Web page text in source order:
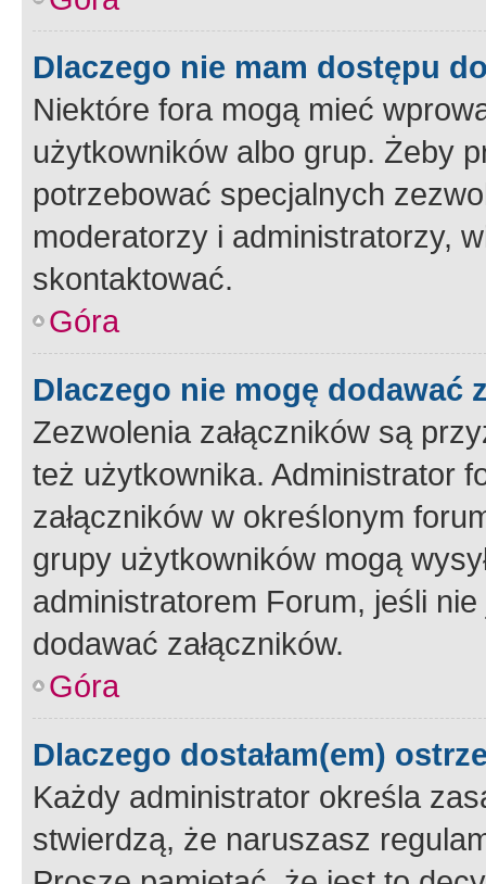
Dlaczego nie mam dostępu
Niektóre fora mogą mieć
użytkowników albo grup. Żeby
potrzebować specjalnych
moderatorzy i administratorzy,
skontaktować.
Góra
Dlaczego nie mogę dodawać
Zezwolenia załączników są
też użytkownika. Administrator
załączników w określonym
grupy użytkowników mogą
administratorem Forum, jeśli
dodawać załączników.
Góra
Dlaczego dostałam(em)
Każdy administrator określa
stwierdzą, że naruszasz